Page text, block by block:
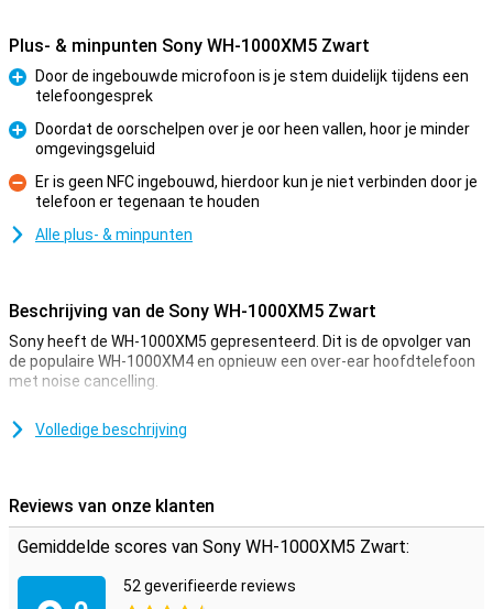
Plus- & minpunten Sony WH-1000XM5 Zwart
Pluspunt
Door de ingebouwde microfoon is je stem duidelijk tijdens een
telefoongesprek
Pluspunt
Doordat de oorschelpen over je oor heen vallen, hoor je minder
omgevingsgeluid
Minpunt
Er is geen NFC ingebouwd, hierdoor kun je niet verbinden door je
telefoon er tegenaan te houden
Alle plus- & minpunten
Beschrijving van de Sony WH-1000XM5 Zwart
Sony heeft de WH-1000XM5 gepresenteerd. Dit is de opvolger van
de populaire WH-1000XM4 en opnieuw een over-ear hoofdtelefoon
met noise cancelling.
Dempt omgevingsgeluiden met noise cancelling
Zodra je je hand op de rechter oorschelp plaatst, stopt de muziek
en worden achtergrondgeluiden doorgelaten: handig als je even
snel wat moet zeggen. Sony heeft de Noice Cancelling technologie
enorm verbeterd ten opzichte van de WH-1000XM4 door gebruik te
maken van 8 microfoons in plaats van 4.
Volledige beschrijving
Reviews van onze klanten
Gemiddelde scores van Sony WH-1000XM5 Zwart:
52 geverifieerde reviews